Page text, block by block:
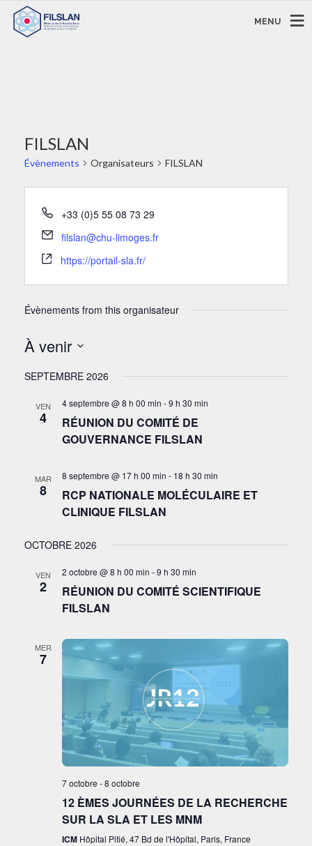
MENU
FILSLAN
Évènements Organisateurs FILSLAN
+33 (0)5 55 08 73 29
filslan@chu-limoges.fr
https://portail-sla.fr/
Évènements from this organisateur
À venir
une
SEPTEMBRE 2026
VEN
4
4 septembre @ 8 h 00 min -9 h 30 min
RÉUNION DU COMITÉ DE
GOUVERNANCE FILSLAN
MAR
8
8 septembre @ 17 h 00 min - 18 h 30 min
RCP NATIONALE MOLÉCULAIRE ET
CLINIQUE FILSLAN
OCTOBRE 2026
VEN
2
2 octobre @ 8 h 00 min -9 h 30 min
RÉUNION DU COMITÉ SCIENTIFIQUE
FILSLAN
MER
7
7 octobre -8 octobre
12 ÈMES JOURNÉES DE LA RECHERCHE
SUR LA SLA ET LES MNM
ICM Hôpital Pitié, 47 Bd de l'Hôpital, Paris, France